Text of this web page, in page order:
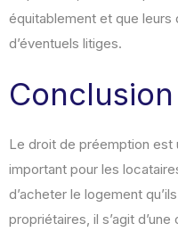
équitablement et que
d’éventuels litiges.
Conclusion
Le droit de préemption
important pour les
d’acheter le logement
propriétaires, il s’agit